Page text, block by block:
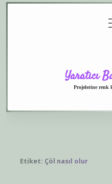
Yaratıcı
Projelerine renk
Etiket: Çöl nasıl olur